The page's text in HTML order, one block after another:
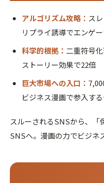
アルゴリズム攻略： ス
リプライ誘導でエンゲ
科学的根拠： 二重符号化
ストーリー効果で22倍
巨大市場への入口：
ビジネス漫画で参入す
スルーされるSNSから、「
SNSへ。漫画の力でビジネ